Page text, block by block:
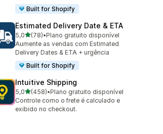
Built for Shopify
Estimated Delivery Date & ETA
5,0de 5 estrelas
(78)
78 avaliações ao todo
•Plano gratuito disponível
Aumente as vendas com Estimated
Delivery Dates & ETA + urgência
Built for Shopify
Intuitive Shipping
5,0de 5 estrelas
(458)
458 avaliações ao todo
•Plano gratuito disponível
Controle como o frete é calculado e
exibido no checkout.